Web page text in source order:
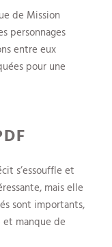
de Mission
personnages
entre eux
pour une
s’essouffle et
mais elle
sont importants,
manque de